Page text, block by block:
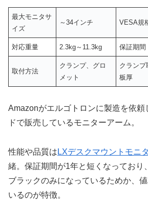
最大モニタサ
イズ
～34インチ VESA規
対応重量 2.3kg～11.3kg 保証期間
取付方法
クランプ、グロ
メット
クランプ
板厚
Amazonがエルゴトロンに製造を依頼
ドで販売しているモニターアーム。
性能や品質は LXデスクマウントモニ
緒。保証期間が1年と短くなっており
ブラックのみになっているためか、
いるのが特徴。